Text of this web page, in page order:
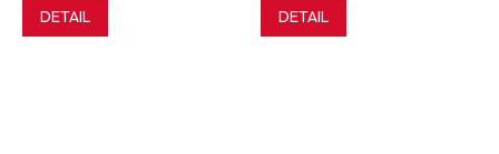
DETAIL DETAIL